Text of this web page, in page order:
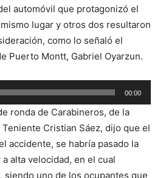
automóvil que protagonizó el
lugar y otros dos resultaron
como lo señaló el
Puerto Montt, Gabriel Oyarzun.
00:00
ronda de Carabineros, de la
Cristian Sáez, dijo que el
accidente, se habría pasado la
alta velocidad, en el cual
siendo uno de los ocupantes que